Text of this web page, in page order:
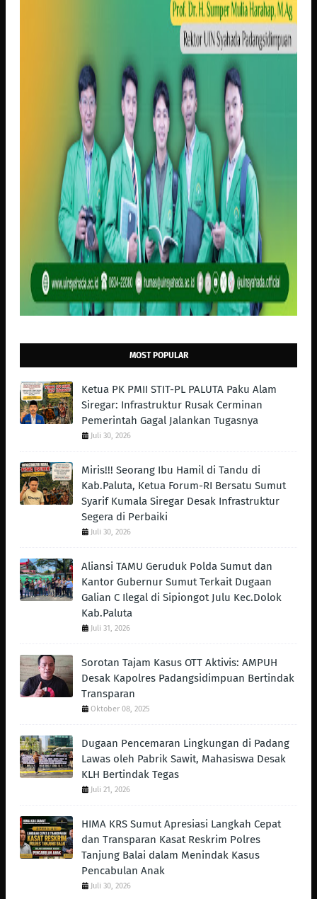
MOST POPULAR
Ketua PK PMII STIT-PL PALUTA Paku Alam
Siregar: Infrastruktur Rusak Cerminan
Pemerintah Gagal Jalankan Tugasnya
Juli 30, 2026
Miris!!! Seorang Ibu Hamil di Tandu di
Kab.Paluta, Ketua Forum-RI Bersatu Sumut
Syarif Kumala Siregar Desak Infrastruktur
Segera di Perbaiki
Juli 30, 2026
Aliansi TAMU Geruduk Polda Sumut dan
Kantor Gubernur Sumut Terkait Dugaan
Galian C Ilegal di Sipiongot Julu Kec.Dolok
Kab.Paluta
Juli 31, 2026
Sorotan Tajam Kasus OTT Aktivis: AMPUH
Desak Kapolres Padangsidimpuan Bertindak
Transparan
Oktober 08, 2025
Dugaan Pencemaran Lingkungan di Padang
Lawas oleh Pabrik Sawit, Mahasiswa Desak
KLH Bertindak Tegas ‎
Juli 21, 2026
HIMA KRS Sumut Apresiasi Langkah Cepat
dan Transparan Kasat Reskrim Polres
Tanjung Balai dalam Menindak Kasus
Pencabulan Anak
Juli 30, 2026